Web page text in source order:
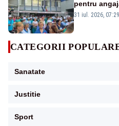
pentru
Legii
31 iul. 2026, 07:29
CATEGORII
Sanatate
Justitie
Sport